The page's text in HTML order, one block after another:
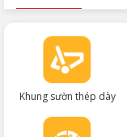
Khung sườn thép dày